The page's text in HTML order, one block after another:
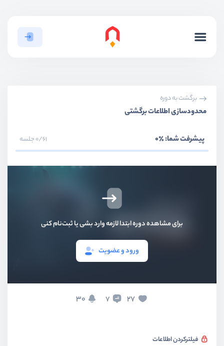
برگشت به دوره
محدودسازی اطلاعات برگشتی
پیشرفت شما:٪0 0/61 جلسه
برای مشاهده دوره ابتدا لازمه وارد بشی یا ثبت‌نام کنی
ورود و عضویت
27
7
30
گزارش گیری اطلاعات
ایجاد گزارش با دستور SELECT
فیلترکردن اطلاعات